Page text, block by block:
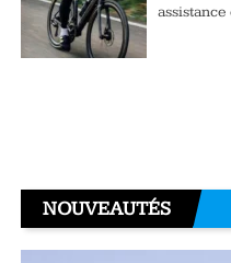
NOUVEAUTÉS